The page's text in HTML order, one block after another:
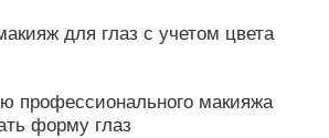
для глаз с учетом цвета
профессионального макияжа
форму глаз